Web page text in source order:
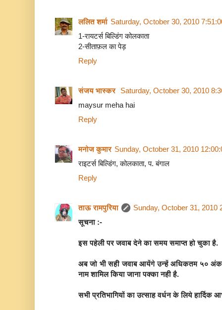
ललित शर्मा Saturday, October 30, 2010
1-रायटर्स बिल्डिंग कोलकाता
2-सीताफ़ल का पेड़
Reply
संजय भास्‍कर Saturday, October 30, 2010
maysur meha hai
Reply
मनोज कुमार Sunday, October 31, 2010
राइटर्स बिल्डिंग, कोलकाता, प. बंगाल
Reply
ताऊ रामपुरिया
Sunday, October 31, 2010
सूचना :-
इस पहेली पर जवाब देने का समय समाप्त हो चुका है.
अब जो भी सही जवाब आयेंगे उन्हें अधिकतम ५० अंक
नाम शामिल किया जाना पक्का नही है.
सभी प्रतिभागियों का उत्साह वर्धन के लिये हार्दिक